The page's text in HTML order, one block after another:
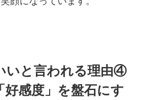
いと言われる理由④
好感度」を盤石にす